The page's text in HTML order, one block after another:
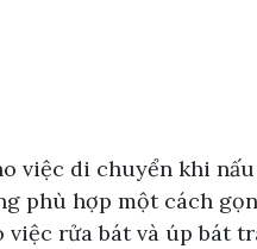
việc di chuyển khi
phù hợp một cách
rửa bát và úp bát